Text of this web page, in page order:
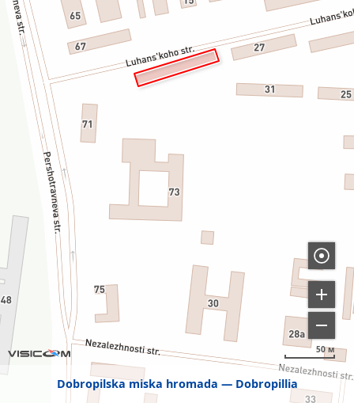
Dobropilska miska hromada Dobropillia
50 м